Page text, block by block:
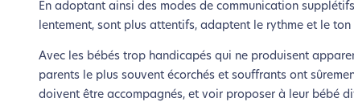
En adoptant ainsi des modes de communication
lentement, sont plus attentifs, adaptent le rythme et le
Avec les bébés trop handicapés qui ne produisent
parents le plus souvent écorchés et souffrants ont
doivent être accompagnés, et voir proposer à leur bébé